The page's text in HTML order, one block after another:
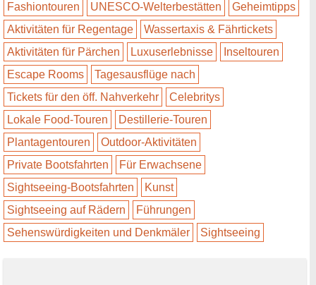
Fashiontouren
UNESCO-Welterbestätten
Geheimtipps
Aktivitäten für Regentage
Wassertaxis & Fährtickets
Aktivitäten für Pärchen
Luxuserlebnisse
Inseltouren
Escape Rooms
Tagesausflüge nach
Tickets für den öff. Nahverkehr
Celebritys
Lokale Food-Touren
Destillerie-Touren
Plantagentouren
Outdoor-Aktivitäten
Private Bootsfahrten
Für Erwachsene
Sightseeing-Bootsfahrten
Kunst
Sightseeing auf Rädern
Führungen
Sehenswürdigkeiten und Denkmäler
Sightseeing